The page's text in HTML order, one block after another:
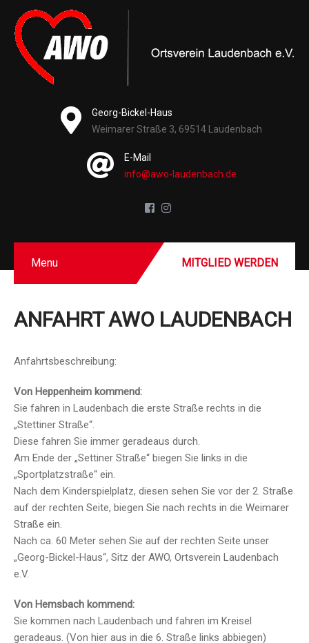
Georg-Bickel-Haus
Weimarer Straße 3, 69514 Laudenbach
E-Mail
info@awo-laudenbach.de
Menu MITGLIED WERDEN
ANFAHRT AWO LAUDENBACH
Anfahrtsbeschreibung:
Von Heppenheim kommend:
Sie fahren in Laudenbach die erste Straße rechts in die
„Stettiner Straße“.
Diese fahren Sie immer geradeaus durch.
Am Ende der „Settiner Straße“ biegen Sie links in die
„Sportplatzstraße“ ein.
Nach dem Kinderspielplatz, diesen sehen Sie vor der 2. Straße
auf der rechten Seite, biegen Sie nach rechts in die Weimarer
Straße ein.
Nach ca. 60 Meter sehen Sie auf der rechten Seite unser
„Georg-Bickel-Haus“, Sitz der AWO, Ortsverein Laudenbach
e.V.
Von Hemsbach kommend:
Sie kommen nach Laudenbach und fahren im Kreisel
geradeaus. (Von hier aus in die 6. Straße links abbiegen)